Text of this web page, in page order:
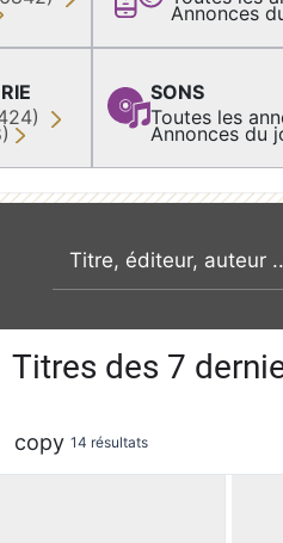
Annonces
SONS
Toutes les
Annonces du
recherche par mot clé
Titres des 7
copy 14 résultats